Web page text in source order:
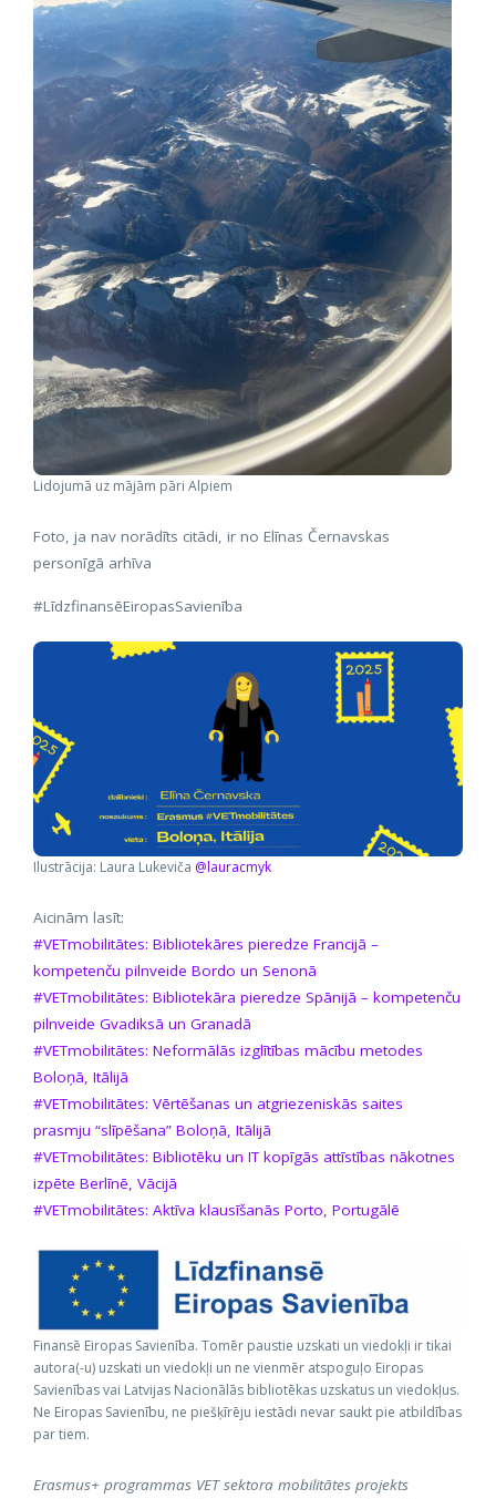
Lidojumā uz mājām pāri Alpiem
Foto, ja nav norādīts citādi, ir no Elīnas Černavskas
personīgā arhīva
#LīdzfinansēEiropasSavienība
Ilustrācija: Laura Lukeviča @lauracmyk
Aicinām lasīt:
#VETmobilitātes: Bibliotekāres pieredze Francijā –
kompetenču pilnveide Bordo un Senonā
#VETmobilitātes: Bibliotekāra pieredze Spānijā – kompetenču
pilnveide Gvadiksā un Granadā
#VETmobilitātes: Neformālās izglītības mācību metodes
Boloņā, Itālijā
#VETmobilitātes: Vērtēšanas un atgriezeniskās saites
prasmju “slīpēšana” Boloņā, Itālijā
#VETmobilitātes: Bibliotēku un IT kopīgās attīstības nākotnes
izpēte Berlīnē, Vācijā
#VETmobilitātes: Aktīva klausīšanās Porto, Portugālē
Finansē Eiropas Savienība. Tomēr paustie uzskati un viedokļi ir tikai
autora(-u) uzskati un viedokļi un ne vienmēr atspoguļo Eiropas
Savienības vai Latvijas Nacionālās bibliotēkas uzskatus un viedokļus.
Ne Eiropas Savienību, ne piešķīrēju iestādi nevar saukt pie atbildības
par tiem.
Erasmus+ programmas VET sektora mobilitātes projekts